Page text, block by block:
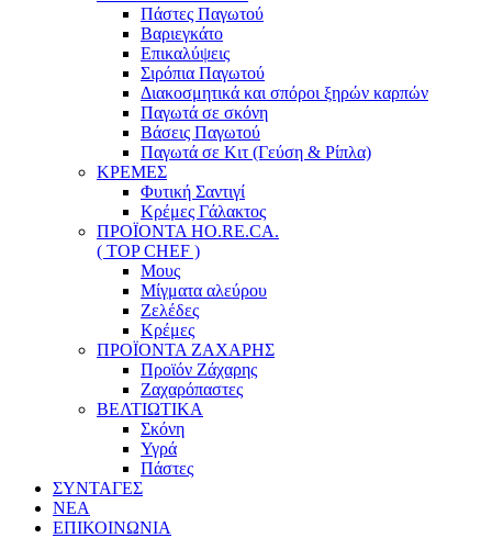
Πάστες Παγωτού
Βαριεγκάτο
Επικαλύψεις
Σιρόπια Παγωτού
Διακοσμητικά και σπόροι ξηρών καρπών
Παγωτά σε σκόνη
Βάσεις Παγωτού
Παγωτά σε Κιτ (Γεύση & Ρίπλα)
ΚΡΕΜΕΣ
Φυτική Σαντιγί
Κρέμες Γάλακτος
ΠΡΟΪΟΝΤΑ HO.RE.CA.
( TOP CHEF )
Μους
Μίγματα αλεύρου
Ζελέδες
Κρέμες
ΠΡΟΪΟΝΤΑ ΖΑΧΑΡΗΣ
Προϊόν Ζάχαρης
Ζαχαρόπαστες
ΒΕΛΤΙΩΤΙΚΑ
Σκόνη
Υγρά
Πάστες
ΣΥΝΤΑΓΕΣ
ΝΕΑ
ΕΠΙΚΟΙΝΩΝΙΑ